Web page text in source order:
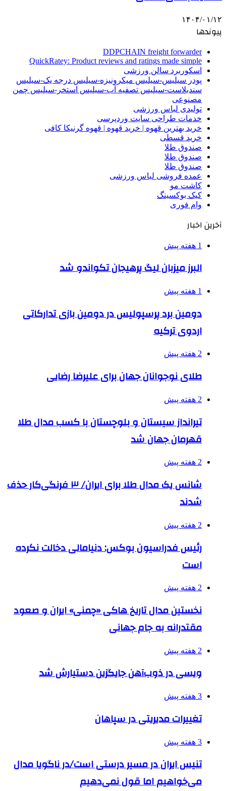
۱۴۰۴/۰۱/۱۲
پیوندها
DDPCHAIN freight forwarder
QuickRatey: Product reviews and ratings made simple
اسکوربرد سالن ورزشی
پودر سیلیس-سیلیس میکرونیزه-سیلیس درجه یک-سیلیس
سندبلاست-سیلیس تصفیه آب-سیلیس استخر-سیلیس چمن
مصنوعی
تولیدی لباس ورزشی
خدمات طراحی سایت وردپرسی
خرید بهترین قهوه | خرید قهوه | قهوه گرنیکا کافی
خرید قسطی
صندوق طلا
صندوق طلا
صندوق طلا
عمده فروشی لباس ورزشی
کاشت مو
کیک بوکسینگ
وام فوری
آخرین اخبار
1 هفته پیش
البرز میزبان لیگ پرهیجان تکواندو شد
1 هفته پیش
دومین برد پرسپولیس در دومین بازی تدارکاتی
اردوی ترکیه
2 هفته پیش
طلای نوجوانان جهان برای علیرضا رضایی
2 هفته پیش
تیرانداز سیستان و بلوچستان با کسب مدال طلا
قهرمان جهان شد
2 هفته پیش
شانس یک مدال طلا برای ایران/ ۳ فرنگی‌کار حذف
شدند
2 هفته پیش
رئیس فدراسیون بوکس: دنیامالی دخالت نکرده
است
2 هفته پیش
نخستین مدال تاریخ هاکی «چمنی» ایران و صعود
مقتدرانه به جام جهانی
2 هفته پیش
ویسی در ذوب‌آهن جایگزین دستیارش شد
3 هفته پیش
تغییرات مدیریتی در سپاهان
3 هفته پیش
تنیس ایران در مسیر درستی است/در ناگویا مدال
می‌خواهیم اما قول نمی‌دهیم